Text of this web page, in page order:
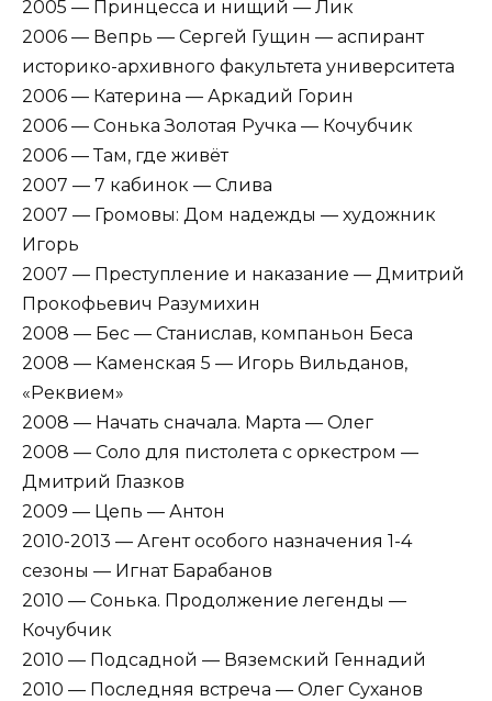
2005 — Принцесса и нищий — Лик
2006 — Вепрь — Сергей Гущин — аспирант
историко-архивного факультета университета
2006 — Катерина — Аркадий Горин
2006 — Сонька Золотая Ручка — Кочубчик
2006 — Там, где живёт
2007 — 7 кабинок — Слива
2007 — Громовы: Дом надежды — художник
Игорь
2007 — Преступление и наказание — Дмитрий
Прокофьевич Разумихин
2008 — Бес — Станислав, компаньон Беса
2008 — Каменская 5 — Игорь Вильданов,
«Реквием»
2008 — Начать сначала. Марта — Олег
2008 — Соло для пистолета с оркестром —
Дмитрий Глазков
2009 — Цепь — Антон
2010-2013 — Агент особого назначения 1-4
сезоны — Игнат Барабанов
2010 — Сонька. Продолжение легенды —
Кочубчик
2010 — Подсадной — Вяземский Геннадий
2010 — Последняя встреча — Олег Суханов